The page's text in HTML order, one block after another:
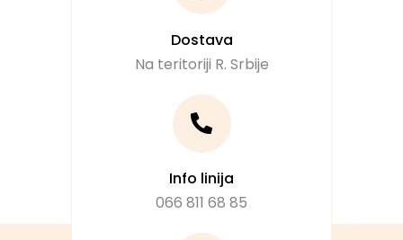
Dostava
Na teritoriji R. Srbije
Info linija
066 811 68 85